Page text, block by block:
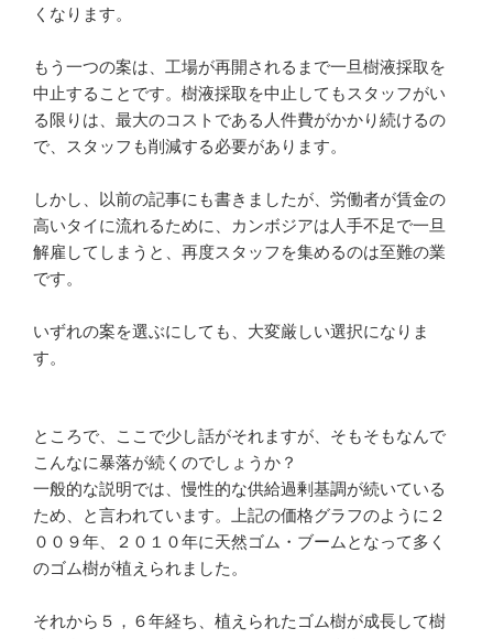
くなります。
もう一つの案は、工場が再開されるまで一旦樹液採取を
中止することです。樹液採取を中止してもスタッフがい
る限りは、最大のコストである人件費がかかり続けるの
で、スタッフも削減する必要があります。
しかし、以前の記事にも書きましたが、労働者が賃金の
高いタイに流れるために、カンボジアは人手不足で一旦
解雇してしまうと、再度スタッフを集めるのは至難の業
です。
いずれの案を選ぶにしても、大変厳しい選択になりま
す。
ところで、ここで少し話がそれますが、そもそもなんで
こんなに暴落が続くのでしょうか？
一般的な説明では、慢性的な供給過剰基調が続いている
ため、と言われています。上記の価格グラフのように２
００９年、２０１０年に天然ゴム・ブームとなって多く
のゴム樹が植えられました。
それから５，６年経ち、植えられたゴム樹が成長して樹